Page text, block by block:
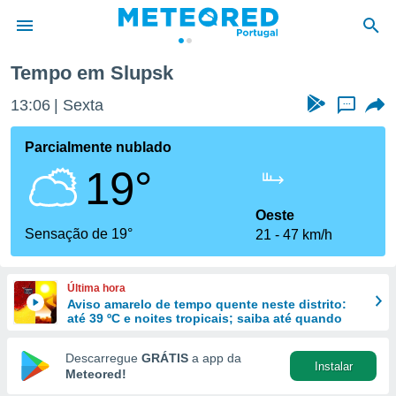
da
foi
fornecidas
a este
das
e
forma
digital
Tempo em Slupsk
13:06 Sexta ...
Parcialmente nublado
19°
Sensação de 19°
Oeste
21
47 km/h
Última hora
Aviso amarelo de tempo quente neste distrito:
até 39 ºC e noites tropicais; saiba até quando
Descarregue GRÁTIS a app da
Meteored!
Instalar